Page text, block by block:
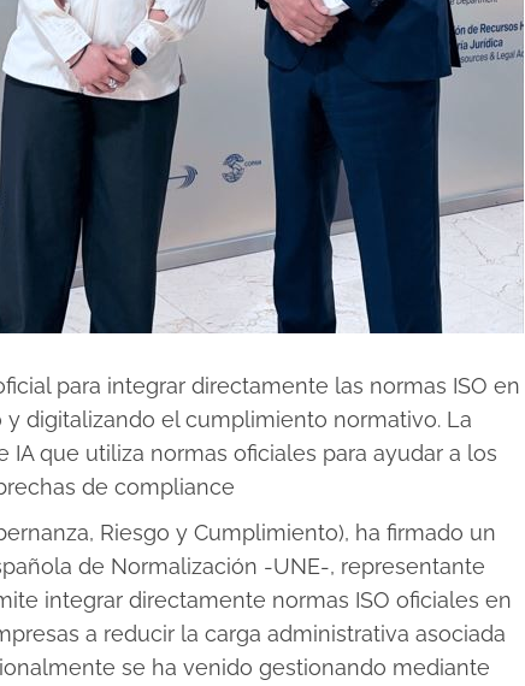
para integrar directamente las normas ISO en
digitalizando el cumplimiento normativo. La
que utiliza normas oficiales para ayudar a los
de compliance
Riesgo y Cumplimiento), ha firmado un
de Normalización -UNE-, representante
integrar directamente normas ISO oficiales en
a reducir la carga administrativa asociada
se ha venido gestionando mediante